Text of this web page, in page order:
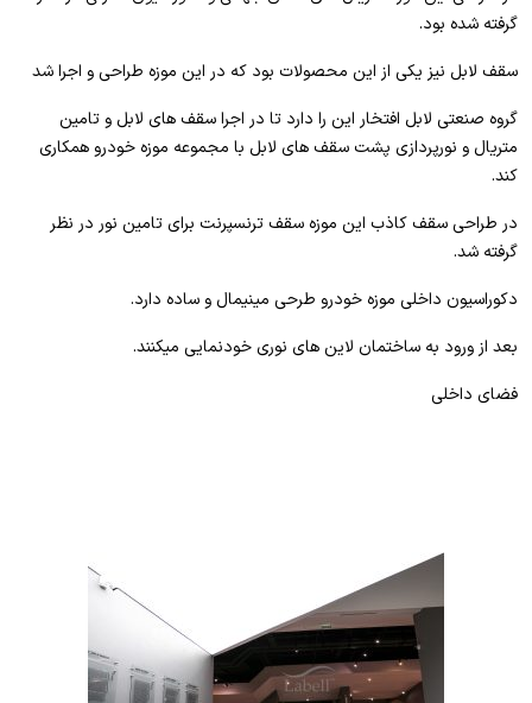
گرفته شده بود.
سقف لابل نیز یکی از این محصولات بود که در این موزه طراحی و اجرا شد
گروه صنعتی لابل افتخار این را دارد تا در اجرا سقف های لابل و تامین
متریال و نورپردازی پشت سقف های لابل با مجموعه موزه خودرو همکاری
کند.
در طراحی سقف کاذب این موزه سقف ترنسپرنت برای تامین نور در نظر
گرفته شد.
دکوراسیون داخلی موزه خودرو طرحی مینیمال و ساده دارد.
بعد از ورود به ساختمان لاین های نوری خودنمایی میکنند.
فضای داخلی